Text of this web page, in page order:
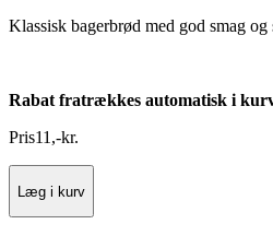
Klassisk bagerbrød med god smag
Rabat fratrækkes automatisk i
Pris11 ,-kr.
Læg i kurv